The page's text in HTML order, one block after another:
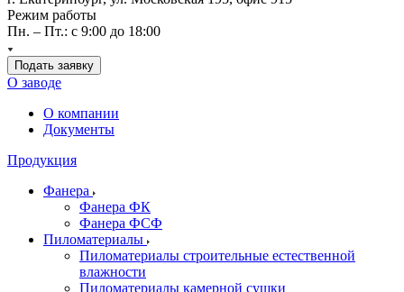
Режим работы
Пн. – Пт.: с 9:00 до 18:00
Подать заявку
О заводе
О компании
Документы
Продукция
Фанера
Фанера ФК
Фанера ФСФ
Пиломатериалы
Пиломатериалы строительные естественной
влажности
Пиломатериалы камерной сушки